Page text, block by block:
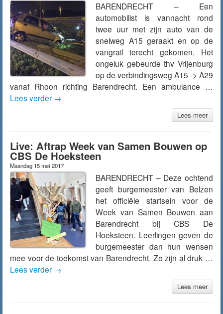
BARENDRECHT – Een
automobilist is vannacht rond
twee uur met zijn auto van de
snelweg A15 geraakt en op de
vangrail terecht gekomen. Het
ongeluk gebeurde thv Vrijenburg
op de verbindingsweg A15 -> A29
vanaf Rhoon richting Barendrecht. Een ambulance …
Lees verder →
Lees meer
Live: Aftrap Week van Samen Bouwen op
CBS De Hoeksteen
Maandag 15 mei 2017
BARENDRECHT – Deze ochtend
geeft burgemeester van Belzen
het officiële startsein voor de
Week van Samen Bouwen aan
Barendrecht bij CBS De
Hoeksteen. Leerlingen geven de
burgemeester dan hun wensen
mee voor de toekomst van Barendrecht. Ze zijn al druk …
Lees verder →
Lees meer